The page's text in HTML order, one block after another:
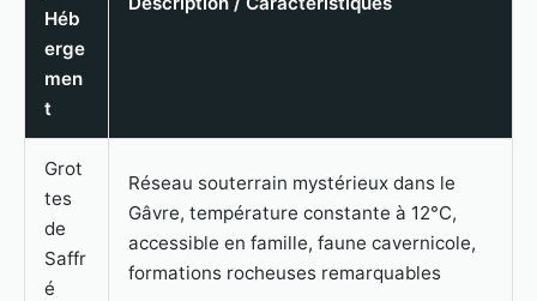
Héb
erge
men
t
Grot
tes
de
Saffr
é
Réseau souterrain mystérieux dans le
Gâvre, température constante à 12°C,
accessible en famille, faune cavernicole,
formations rocheuses remarquables